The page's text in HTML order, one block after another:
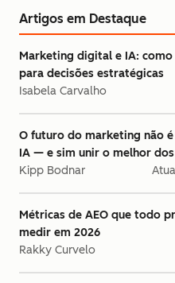
Artigos em Destaque
Marketing digital e IA:
para decisões estratégicas
Isabela Carvalho
O futuro do marketing não
IA — e sim unir o melhor
Kipp Bodnar
Métricas de AEO que todo
medir em 2026
Rakky Curvelo